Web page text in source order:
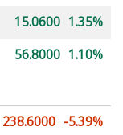
15.0600 1.35%
56.8000 1.10%
238.6000 -5.39%